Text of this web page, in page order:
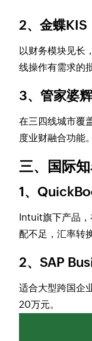
2、金蝶KIS
以财务模块见长
线操作有需求的
3、管家婆
在三四线城市覆
度业财融合功能。
三、国际
1、
Intuit旗下产品，
配不足，汇率转
2、SAP
适合大型跨国企
20万元。